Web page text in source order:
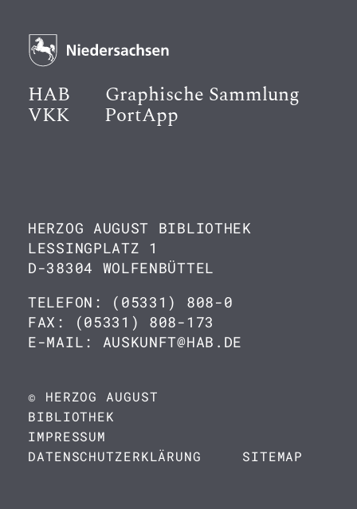
HAB Graphische Sammlung
VKK PortApp
HERZOG AUGUST BIBLIOTHEK
LESSINGPLATZ 1
D-38304 WOLFENBÜTTEL
TELEFON: (05331) 808-0
FAX: (05331) 808-173
E-MAIL: AUSKUNFT@HAB.DE
© HERZOG AUGUST
BIBLIOTHEK
IMPRESSUM
DATENSCHUTZERKLÄRUNG
SITEMAP